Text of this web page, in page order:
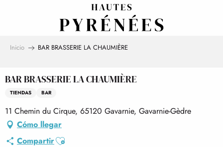
Inicio BAR BRASSERIE LA CHAUMIÈRE
BAR BRASSERIE LA CHAUMIÈRE
TIENDAS BAR
11 Chemin du Cirque, 65120 Gavarnie, Gavarnie-Gèdre
Cómo llegar
CompartirAjouter aux favoris